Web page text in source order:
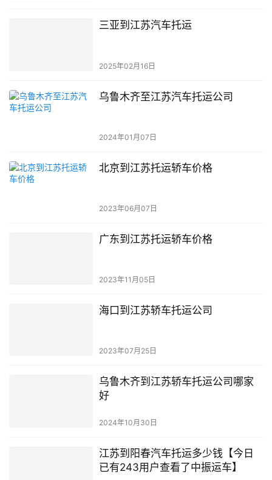
三亚到江苏汽车托运
2025年02月16日
乌鲁木齐至江苏汽车托运公司
2024年01月07日
北京到江苏托运轿车价格
2023年06月07日
广东到江苏托运轿车价格
2023年11月05日
海口到江苏轿车托运公司
2023年07月25日
乌鲁木齐到江苏轿车托运公司哪家
好
2024年10月30日
江苏到阳春汽车托运多少钱【今日
已有243用户查看了中振运车】